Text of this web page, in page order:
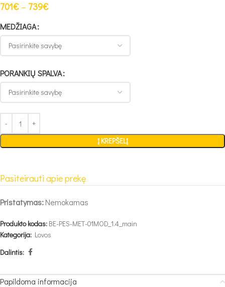
701€ – 739€
MEDŽIAGA
PORANKIŲ SPALVA
Į KREPŠELĮ
Pasiteirauti apie prekę
Pristatymas:Nemokamas
Produkto kodas: BE-PES-MET-01MOD_1.4_main
Kategorija: Lovos
Dalintis:
Papildoma informacija